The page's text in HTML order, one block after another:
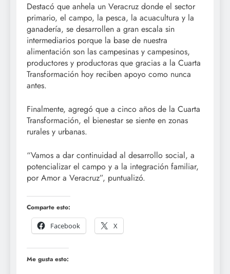
Destacó que anhela un Veracruz donde el sector
primario, el campo, la pesca, la acuacultura y la
ganadería, se desarrollen a gran escala sin
intermediarios porque la base de nuestra
alimentación son las campesinas y campesinos,
productores y productoras que gracias a la Cuarta
Transformación hoy reciben apoyo como nunca
antes.
Finalmente, agregó que a cinco años de la Cuarta
Transformación, el bienestar se siente en zonas
rurales y urbanas.
“Vamos a dar continuidad al desarrollo social, a
potencializar el campo y a la integración familiar,
por Amor a Veracruz”, puntualizó.
Comparte esto:
Facebook
X
Me gusta esto: